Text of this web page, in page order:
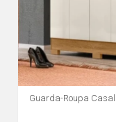
Guarda-Roupa